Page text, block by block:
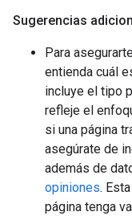
Sugerencias
Para
entienda cuál
incluye el tipo
refleje el
si una página
asegúrate de
además de
opiniones.
página tenga